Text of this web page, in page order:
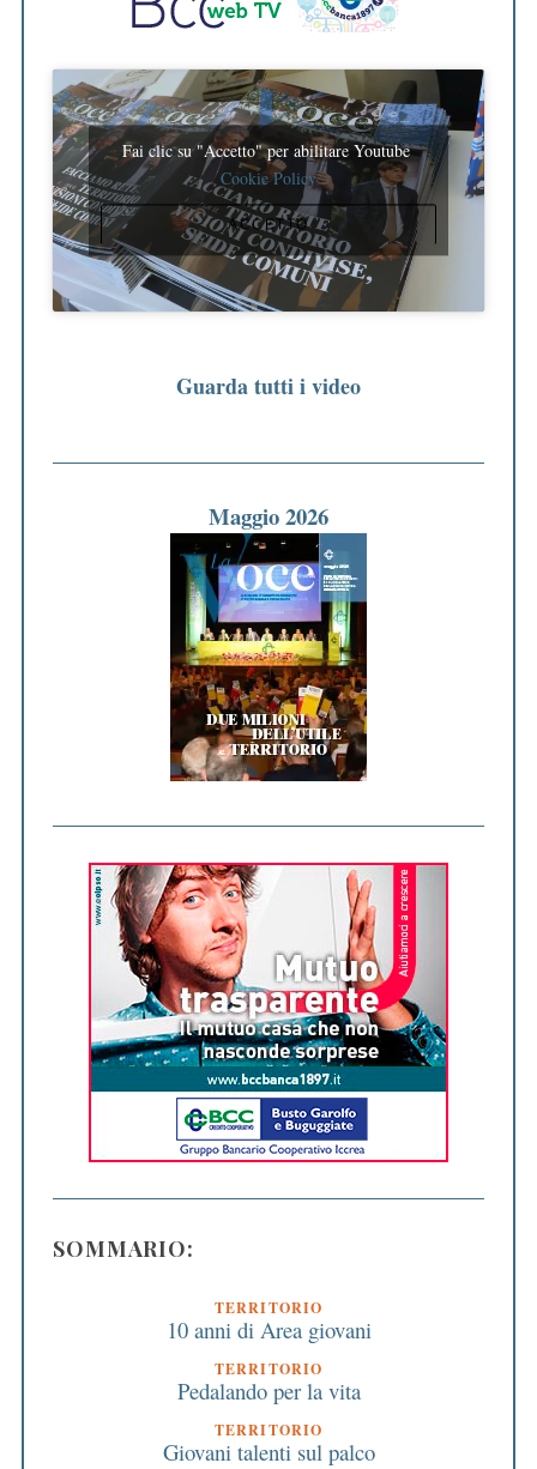
Fai clic su "Accetto" per abilitare Youtube
Cookie Policy
ACCETTO
Guarda tutti i video
Maggio 2026
SOMMARIO:
TERRITORIO
10 anni di Area giovani
TERRITORIO
Pedalando per la vita
TERRITORIO
Giovani talenti sul palco